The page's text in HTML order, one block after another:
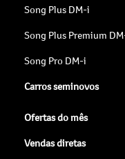
Song Plus Premium DM-i
Song Pro DM-i
Carros seminovos
Vendas diretas
Microempresas